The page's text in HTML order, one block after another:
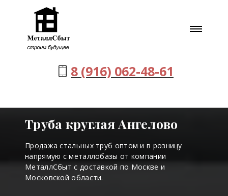
8 (916) 062-48-61
Труба круглая Ангелово
Продажа стальных труб оптом и в розницу
напрямую с металлобазы от компании
МеталлСбыт с доставкой по Москве и
Московской области.